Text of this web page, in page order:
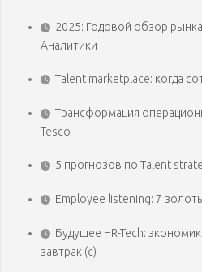
2025: Годовой обзор рынка
Аналитики
Talent marketplace: когда
Трансформация
Tesco
5 прогнозов по Talent
Employee listening: 7
Будущее HR-Tech:
завтрак (с)